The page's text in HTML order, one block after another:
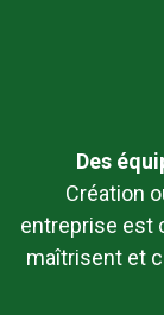
Des
Création
entreprise est
maîtrisent et